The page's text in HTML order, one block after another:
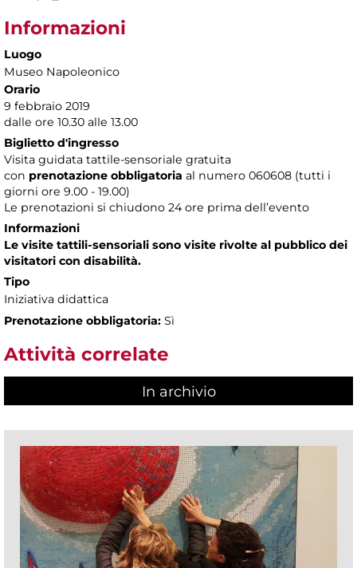
Informazioni
Luogo
Museo Napoleonico
Orario
9 febbraio 2019
dalle ore 10.30 alle 13.00
Biglietto d'ingresso
Visita guidata tattile-sensoriale gratuita
con prenotazione obbligatoria al numero 060608 (tutti i
giorni ore 9.00 - 19.00)
Le prenotazioni si chiudono 24 ore prima dell’evento
Informazioni
Le visite tattili-sensoriali sono visite rivolte al pubblico dei
visitatori con disabilità.
Tipo
Iniziativa didattica
Prenotazione obbligatoria: Sì
Attività correlate
In archivio